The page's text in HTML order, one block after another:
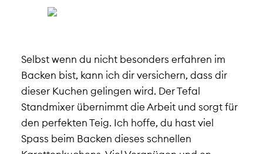
Selbst wenn du nicht besonders erfahren im
Backen bist, kann ich dir versichern, dass dir
dieser Kuchen gelingen wird. Der Tefal
Standmixer übernimmt die Arbeit und sorgt für
den perfekten Teig. Ich hoffe, du hast viel
Spass beim Backen dieses schnellen